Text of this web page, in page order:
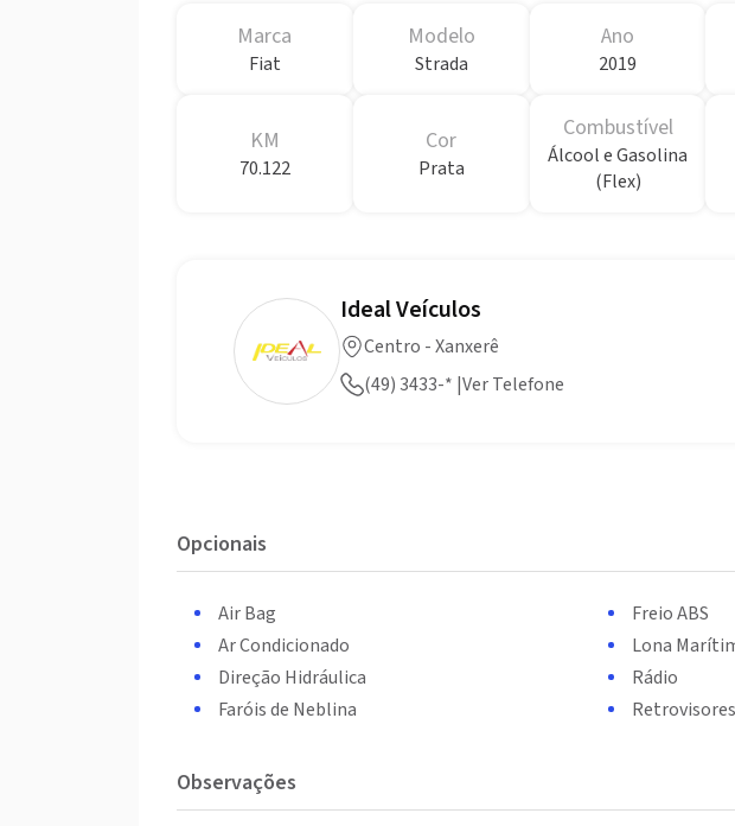
Marca
Fiat
Modelo
Strada
Ano
2019
KM
70.122
Cor
Prata
Combustível
Álcool e Gasolina
(Flex)
Ideal Veículos
Centro - Xanxerê
(49) 3433-* |Ver Telefone
Opcionais
Air Bag
Ar Condicionado
Direção Hidráulica
Faróis de Neblina
Freio ABS
Lona
Rádio
Observações